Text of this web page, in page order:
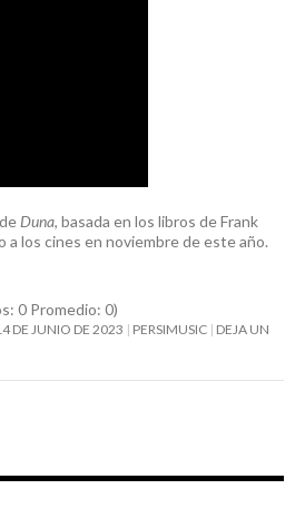
Duna, basada en los libros de Frank
los cines en noviembre de este año.
0 Promedio: 0)
DE JUNIO DE 2023 PERSIMUSIC DEJA UN